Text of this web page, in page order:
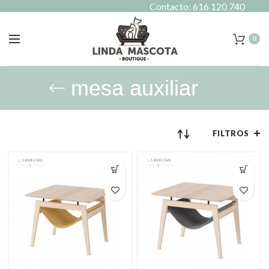
0
mesa auxiliar
FILTROS
Contacto: 616 120 740